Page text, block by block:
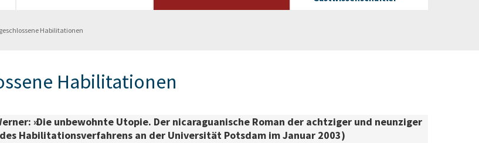
Habilitationen
Habilitationen
»Die unbewohnte Utopie. Der nicaraguanische Roman der achtziger und neunziger
Habilitationsverfahrens an der Universität Potsdam im Januar 2003)